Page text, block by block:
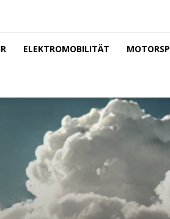
ELEKTROMOBILITÄT